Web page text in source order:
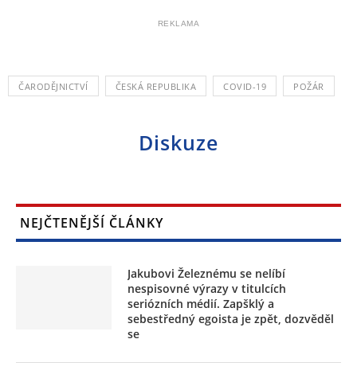
REKLAMA
ČARODĚJNICTVÍ ČESKÁ REPUBLIKA COVID-19 POŽÁR
Diskuze
NEJČTENĚJŠÍ ČLÁNKY
Jakubovi Železnému se nelíbí
nespisovné výrazy v titulcích
seriózních médií. Zapšklý a
sebestředný egoista je zpět, dozvěděl
se